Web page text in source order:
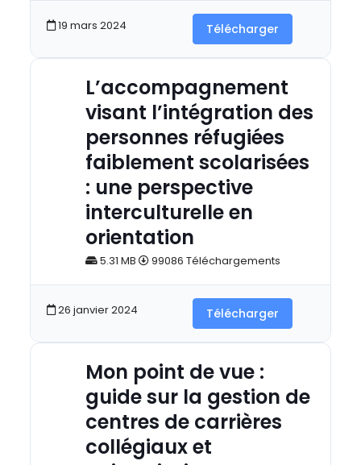
19 mars 2024 Télécharger
L’accompagnement
visant l’intégration des
personnes réfugiées
faiblement scolarisées
: une perspective
interculturelle en
orientation
5.31 MB 99086 Téléchargements
26 janvier 2024 Télécharger
Mon point de vue :
guide sur la gestion de
centres de carrières
collégiaux et